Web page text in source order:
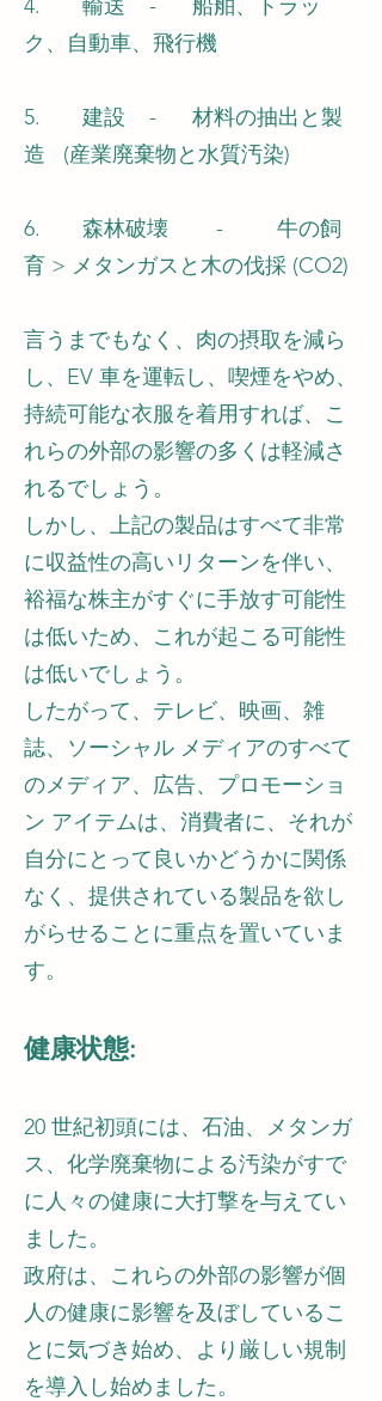
4. 輸送 - 船舶、トラッ
ク、自動車、飛行機
5. 建設 - 材料の抽出と製
造 (産業廃棄物と水質汚染)
6. 森林破壊 - 牛の飼
育 > メタンガスと木の伐採 (CO2)
言うまでもなく、肉の摂取を減ら
し、EV 車を運転し、喫煙をやめ、
持続可能な衣服を着用すれば、こ
れらの外部の影響の多くは軽減さ
れるでしょう。
しかし、上記の製品はすべて非常
に収益性の高いリターンを伴い、
裕福な株主がすぐに手放す可能性
は低いため、これが起こる可能性
は低いでしょう。
したがって、テレビ、映画、雑
誌、ソーシャル メディアのすべて
のメディア、広告、プロモーショ
ン アイテムは、消費者に、それが
自分にとって良いかどうかに関係
なく、提供されている製品を欲し
がらせることに重点を置いていま
す。
健康状態:
20 世紀初頭には、石油、メタンガ
ス、化学廃棄物による汚染がすで
に人々の健康に大打撃を与えてい
ました。
政府は、これらの外部の影響が個
人の健康に影響を及ぼしているこ
とに気づき始め、より厳しい規制
を導入し始めました。